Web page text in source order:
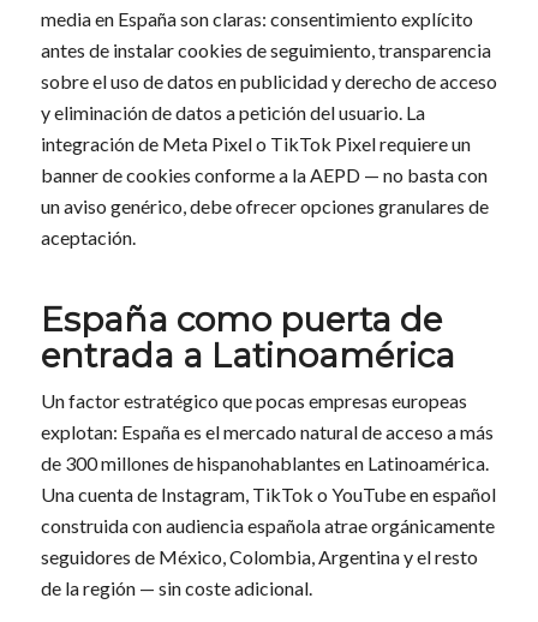
media en España son claras: consentimiento explícito
antes de instalar cookies de seguimiento, transparencia
sobre el uso de datos en publicidad y derecho de acceso
y eliminación de datos a petición del usuario. La
integración de Meta Pixel o TikTok Pixel requiere un
banner de cookies conforme a la AEPD — no basta con
un aviso genérico, debe ofrecer opciones granulares de
aceptación.
España como puerta de
entrada a Latinoamérica
Un factor estratégico que pocas empresas europeas
explotan: España es el mercado natural de acceso a más
de 300 millones de hispanohablantes en Latinoamérica.
Una cuenta de Instagram, TikTok o YouTube en español
construida con audiencia española atrae orgánicamente
seguidores de México, Colombia, Argentina y el resto
de la región — sin coste adicional.